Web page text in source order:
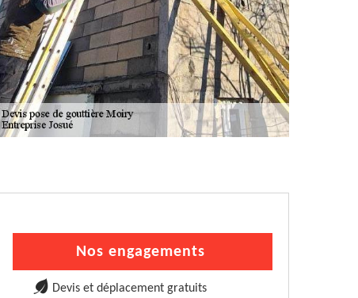
Nos engagements
Devis et déplacement gratuits